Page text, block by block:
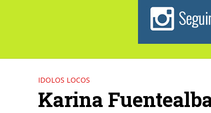
IDOLOS LOCOS
Karina